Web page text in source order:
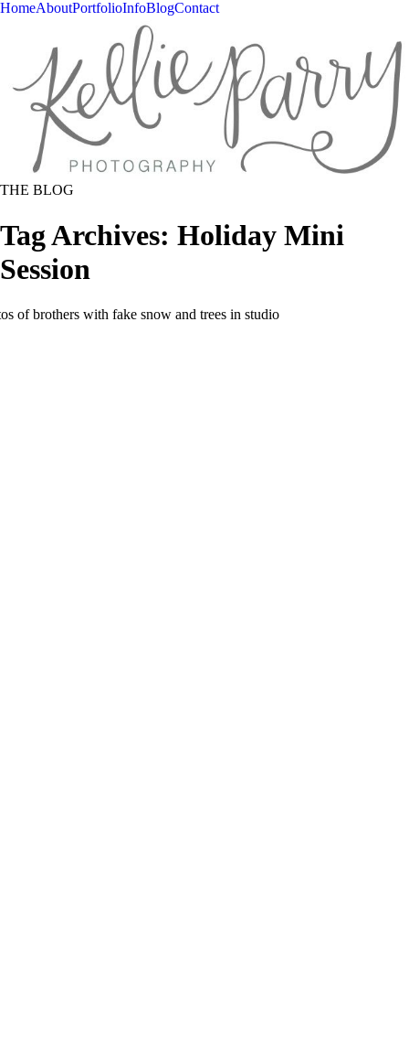
HomeAboutPortfolioInfoBlogContact
THE BLOG
Tag Archives: Holiday Mini
Session